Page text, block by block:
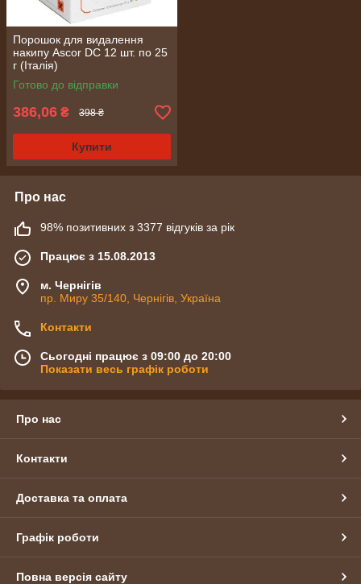
Порошок для видалення
накипу Ascor DC 12 шт. по 25
г (Італія)
Готово до відправки
386,06 ₴ 398 ₴
Купити
Про нас
98% позитивних з 3377 відгуків за рік
Працює з 15.08.2013
м. Чернігів
пр. Миру 35/140, Чернігів, Україна
Контакти
Сьогодні працює з 09:00 до 20:00
Показати весь графік роботи
Про нас
Контакти
Доставка та оплата
Графік роботи
Повна версія сайту